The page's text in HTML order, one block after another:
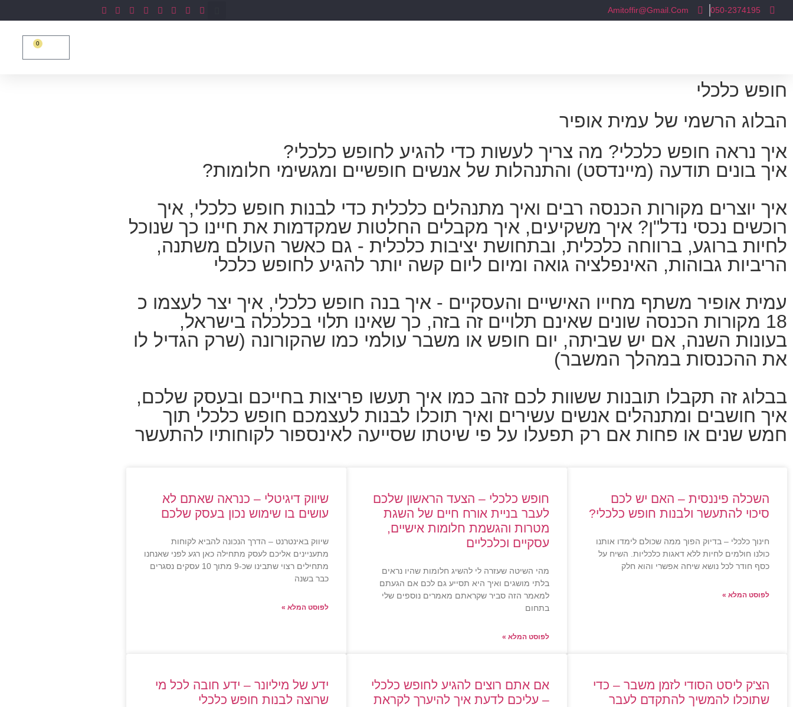
050-2374195
Amitoffir@Gmail.Com
0
חופש כלכלי
הבלוג הרשמי של עמית אופיר
איך נראה חופש כלכלי? מה צריך לעשות כדי להגיע לחופש כלכלי?
איך בונים תודעה (מיינדסט) והתנהלות של אנשים חופשיים ומגשימי חלומות?
איך יוצרים מקורות הכנסה רבים ואיך מתנהלים כלכלית כדי לבנות חופש כלכלי, איך
רוכשים נכסי נדל"ן? איך משקיעים, איך מקבלים החלטות שמקדמות את חיינו כך שנוכל
לחיות ברוגע, ברווחה כלכלית, ובתחושת יציבות כלכלית - גם כאשר העולם משתנה,
הריביות גבוהות, האינפלציה גואה ומיום ליום קשה יותר להגיע לחופש כלכלי
עמית אופיר משתף מחייו האישיים והעסקיים - איך בנה חופש כלכלי, איך יצר לעצמו כ
18 מקורות הכנסה שונים שאינם תלויים זה בזה, כך שאינו תלוי בכלכלה בישראל,
בעונות השנה, אם יש שביתה, יום חופש או משבר עולמי כמו שהקורונה (שרק הגדיל לו
את ההכנסות במהלך המשבר)
בבלוג זה תקבלו תובנות ששוות לכם זהב כמו איך תעשו פריצות בחייכם ובעסק שלכם,
איך חושבים ומתנהלים אנשים עשירים ואיך תוכלו לבנות לעצמכם חופש כלכלי תוך
חמש שנים או פחות אם רק תפעלו על פי שיטתו שסייעה לאינספור לקוחותיו להתעשר
השכלה פיננסית – האם יש לכם
סיכוי להתעשר ולבנות חופש כלכלי?
חינוך כלכלי – בדיוק הפוך ממה שכולם לימדו אותנו
כולנו חולמים לחיות ללא דאגות כלכליות. השיח על
כסף חודר לכל נושא שיחה אפשרי והוא חלק
לפוסט המלא »
חופש כלכלי – הצעד הראשון שלכם
לעבר בניית אורח חיים של השגת
מטרות והגשמת חלומות אישיים,
עסקיים וכלכליים
מהי השיטה שעזרה לי להשיג חלומות שהיו נראים
בלתי מושגים ואיך היא תסייע גם לכם אם הגעתם
למאמר הזה סביר שקראתם מאמרים נוספים שלי
בתחום
לפוסט המלא »
שיווק דיגיטלי – כנראה שאתם לא
עושים בו שימוש נכון בעסק שלכם
שיווק באינטרנט – הדרך הנכונה להביא לקוחות
מתעניינים אליכם לעסק מתחילה כאן רגע לפני שאנחנו
מתחילים רצוי שתבינו שכ-9 מתוך 10 עסקים נסגרים
כבר בשנה
לפוסט המלא »
הצ'ק ליסט הסודי לזמן משבר – כדי
שתוכלו להמשיך להתקדם לעבר
אם אתם רוצים להגיע לחופש כלכלי
– עליכם לדעת איך להיערך לקראת
ידע של מיליונר – ידע חובה לכל מי
שרוצה לבנות חופש כלכלי